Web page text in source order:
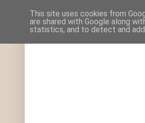
This site uses cookies from
are shared with Google along
statistics, and to detect and